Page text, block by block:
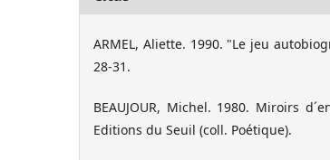
ARMEL, Aliette. 1990. "Le jeu
28-31.
BEAUJOUR, Michel. 1980. Miroirs
Editions du Seuil (coll. Poétique).